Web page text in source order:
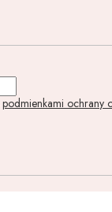
podmienkami ochrany